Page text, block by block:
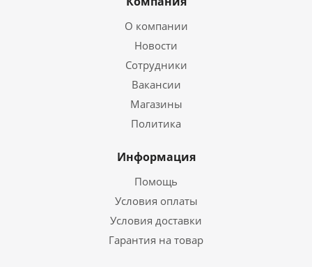
О компании
Новости
Сотрудники
Вакансии
Магазины
Политика
Информация
Помощь
Условия оплаты
Условия доставки
Гарантия на товар